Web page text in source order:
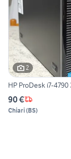
2
HP ProDesk i7-4790
90 €
Chiari(BS)